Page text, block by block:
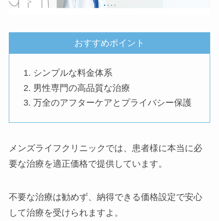
おすすめポイント
シンプルな料金体系
男性専門の高品質な治療
万全のアフターケアとプライバシー保護
メンズライフクリニックでは、患者様に本当に必
要な治療を適正価格で提供しています。
不要な治療は勧めず、納得できる価格設定で安心
して治療を受けられますよ。